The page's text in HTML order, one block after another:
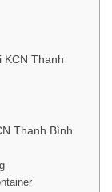
KCN Thanh
Thanh Bình